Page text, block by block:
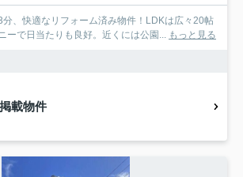
、快適なリフォーム済み物件！LDKは広々20帖
ーで日当たりも良好。近くには公園...
もっと見る
載物件